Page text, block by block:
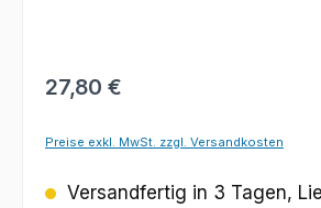
Regulärer Preis:
27,80 €
Preise exkl. MwSt. zzgl. Versandkosten
Versandfertig in 3 Tagen,